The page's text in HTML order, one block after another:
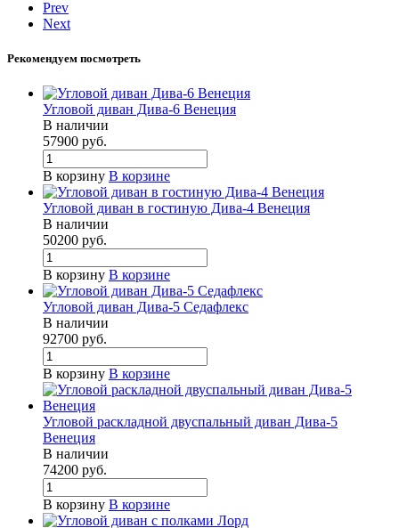
Prev
Next
Рекомендуем посмотреть
Угловой диван Дива-6 Венеция
В наличии
57900 руб.
В корзину В корзине
Угловой диван в гостиную Дива-4 Венеция
В наличии
50200 руб.
В корзину В корзине
Угловой диван Дива-5 Седафлекс
В наличии
92700 руб.
В корзину В корзине
Угловой раскладной двуспальный диван Дива-5
Венеция
В наличии
74200 руб.
В корзину В корзине